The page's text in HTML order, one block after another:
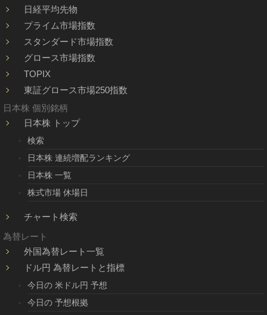
日経平均先物
プライム市場指数
スタンダード市場指数
グロース市場指数
TOPIX
東証グロース市場250指数
日本株 個別銘柄
日本株 トップ
検索
日本株 連続増配ランキング
日本株 一覧
株式市場 休場日
チャート検索
為替レート
外国為替レート一覧
ドル円 為替レートと指標
今日の 米ドル円 予想
今日の 予想根拠